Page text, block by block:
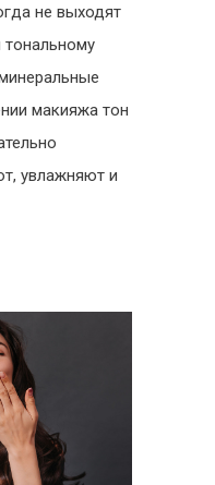
не выходят
макияжа тон
увлажняют и